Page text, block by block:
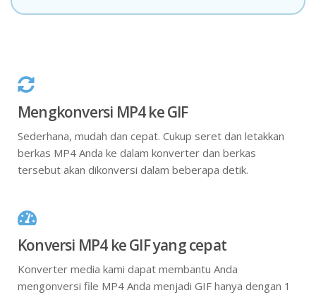
Mengkonversi MP4 ke GIF
Sederhana, mudah dan cepat. Cukup seret dan letakkan
berkas MP4 Anda ke dalam konverter dan berkas
tersebut akan dikonversi dalam beberapa detik.
Konversi MP4 ke GIF yang cepat
Konverter media kami dapat membantu Anda
mengonversi file MP4 Anda menjadi GIF hanya dengan 1